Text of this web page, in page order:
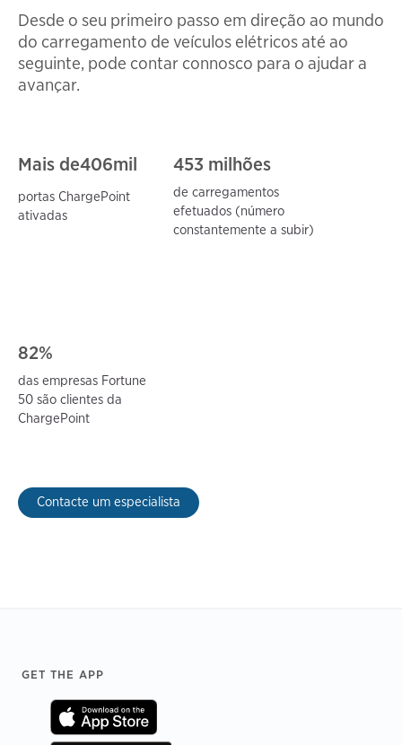
Desde o seu primeiro passo em direção ao mundo
do carregamento de veículos elétricos até ao
seguinte, pode contar connosco para o ajudar a
avançar.
Mais de406mil
portas ChargePoint
ativadas
453 milhões
de carregamentos
efetuados (número
constantemente a subir)
82%
das empresas Fortune
50 são clientes da
ChargePoint
Contacte um especialista
Footer
GET THE APP